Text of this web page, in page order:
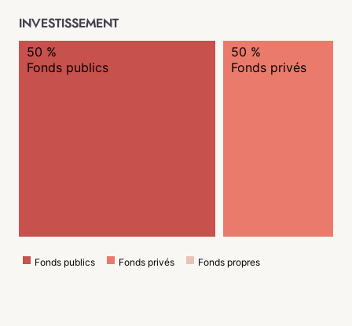
INVESTISSEMENT
50 %
Fonds publics
50 %
Fonds privés
Fonds publics Fonds privés Fonds propres